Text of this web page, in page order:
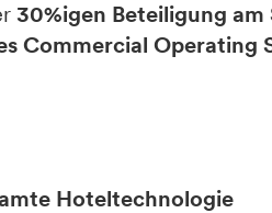
30%igen Beteiligung am
Commercial Operating
Hoteltechnologie